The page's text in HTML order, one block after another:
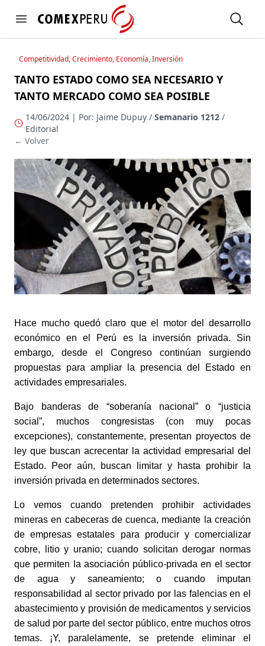
Open menu
https://www.comexperu.org.pe Open
Competitividad, Crecimiento, Economía, Inversión
TANTO ESTADO COMO SEA NECESARIO Y
TANTO MERCADO COMO SEA POSIBLE
14/06/2024 | Por: Jaime Dupuy /Semanario 1212 /
Editorial
← Volver
Hace mucho quedó claro que el motor del desarrollo
económico en el Perú es la inversión privada. Sin
embargo, desde el Congreso continúan surgiendo
propuestas para ampliar la presencia del Estado en
actividades empresariales.
Bajo banderas de “soberanía nacional” o “justicia
social”, muchos congresistas (con muy pocas
excepciones), constantemente, presentan proyectos de
ley que buscan acrecentar la actividad empresarial del
Estado. Peor aún, buscan limitar y hasta prohibir la
inversión privada en determinados sectores.
Lo vemos cuando pretenden prohibir actividades
mineras en cabeceras de cuenca, mediante la creación
de empresas estatales para producir y comercializar
cobre, litio y uranio; cuando solicitan derogar normas
que permiten la asociación público-privada en el sector
de agua y saneamiento; o cuando imputan
responsabilidad al sector privado por las falencias en el
abastecimiento y provisión de medicamentos y servicios
de salud por parte del sector público, entre muchos otros
temas. ¡Y, paralelamente, se pretende eliminar el